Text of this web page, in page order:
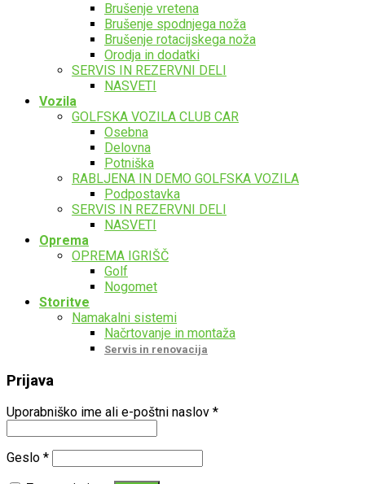
Brušenje vretena
Brušenje spodnjega noža
Brušenje rotacijskega noža
Orodja in dodatki
SERVIS IN REZERVNI DELI
NASVETI
Vozila
GOLFSKA VOZILA CLUB CAR
Osebna
Delovna
Potniška
RABLJENA IN DEMO GOLFSKA VOZILA
Podpostavka
SERVIS IN REZERVNI DELI
NASVETI
Oprema
OPREMA IGRIŠČ
Golf
Nogomet
Storitve
Namakalni sistemi
Načrtovanje in montaža
Servis in renovacija
Prijava
Uporabniško ime ali e-poštni naslov *
Geslo *